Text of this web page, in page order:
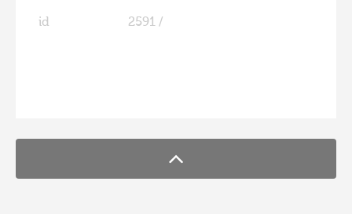
Hiite kuvavõistlus 2010
id 2591 /